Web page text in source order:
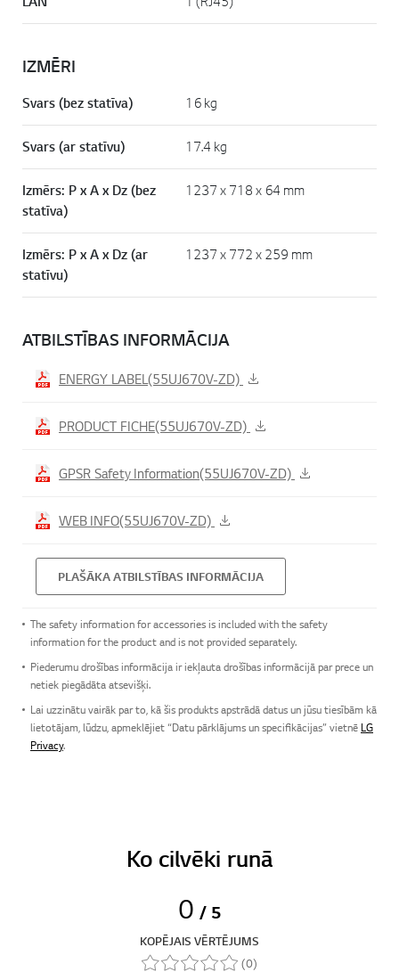
IZMĒRI
Svars (bez statīva) 16 kg
Svars (ar statīvu) 17.4 kg
Izmērs: P x A x Dz (bez
statīva)
1237 x 718 x 64 mm
Izmērs: P x A x Dz (ar
statīvu)
1237 x 772 x 259 mm
ATBILSTĪBAS INFORMĀCIJA
ENERGY LABEL(55UJ670V-ZD)
PRODUCT FICHE(55UJ670V-ZD)
GPSR Safety Information(55UJ670V-ZD)
WEB INFO(55UJ670V-ZD)
PLAŠĀKA ATBILSTĪBAS INFORMĀCIJA
The safety information for accessories is included with the safety
information for the product and is not provided separately.
Piederumu drošības informācija ir iekļauta drošības informācijā par prece un
netiek piegādāta atsevišķi.
Lai uzzinātu vairāk par to, kā šis produkts apstrādā datus un jūsu tiesībām kā
lietotājam, lūdzu, apmeklējiet “Datu pārklājums un specifikācijas” vietnē LG
Privacy.
Ko cilvēki runā
0 / 5
KOPĒJAIS VĒRTĒJUMS
(0)